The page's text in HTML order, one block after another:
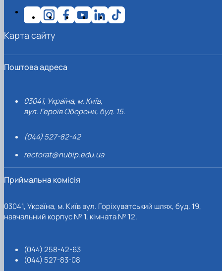
Поштова адреса
03041, Україна, м. Київ,
вул. Героїв Оборони, буд. 15.
(044) 527-82-42
rectorat@nubip.edu.ua
Приймальна комісія
03041, Україна, м. Київ вул. Горіхуватський шлях, буд. 19,
навчальний корпус № 1, кімната № 12.
(044) 258-42-63
(044) 527-83-08
Карта сайту